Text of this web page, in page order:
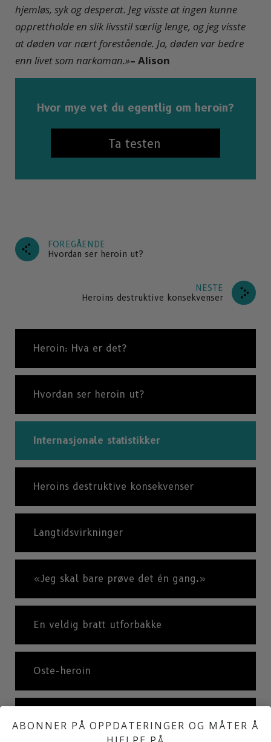
hjemløs, syk og desperat. Jeg visste at ingen kunne
opprettholde en slik livsstil særlig lenge, og jeg visste
at døden var nært forestående. Ja, døden var bedre
enn livet som narkoman.»– Alison
Hvor mye vet du egentlig om heroin?
Ta testen
FOREGÅENDE
Hvordan ser heroin ut?
NESTE
Heroins destruktive konsekvenser
Heroin: Hva er det?
Hvordan ser heroin ut?
Internasjonale statistikker
Heroins destruktive konsekvenser
Langtidsvirkninger
«Jeg skal bare prøve det én gang.»
En veldig bratt utforbakke
Oste-heroin
ABONNER PÅ OPPDATERINGER OG MÅTER Å